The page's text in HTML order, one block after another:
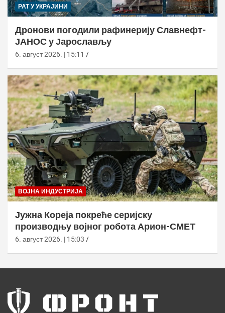
РАТ У УКРАЈИНИ
Дронови погодили рафинерију Славнефт-
ЈАНОС у Јарослављу
6. август 2026. | 15:11
ВОЈНА ИНДУСТРИЈА
Јужна Кореја покреће серијску
производњу војног робота Арион-СМЕТ
6. август 2026. | 15:03